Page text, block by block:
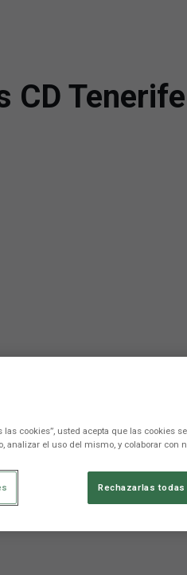
CD Tenerife
las cookies”, usted acepta que las cookies
analizar el uso del mismo, y colaborar con
Rechazarlas todas